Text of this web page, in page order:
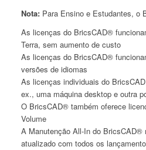
Nota:Para Ensino e Estudantes, o
As licenças do BricsCAD®
Terra, sem aumento de custo
As licenças do BricsCAD®
versões de idiomas
As licenças individuais do
ex., uma máquina desktop e outra
O BricsCAD® também oferece
Volume
A Manutenção All-In do BricsCAD®
atualizado com todos os